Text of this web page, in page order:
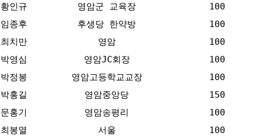
황인규 영암군 교육장
100
임종후 후생당 한약방
100
최치만 영암
100
박영심 영암JC회장
100
박정봉 영암고등학교교장
100
박홍길 영암중앙당
150
문홍기 영암송평리
100
최봉열 서울
100